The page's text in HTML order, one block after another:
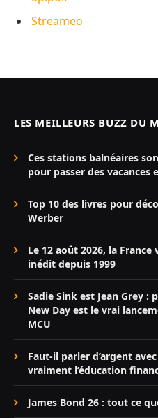
Streameo
LES MEILLEURS BUZZ DU
Ces stations balnéaires
pour passer des vacances
Top 10 des livres pour
Werber
Le 12 août 2026, la
inédit depuis 1999
Sadie Sink est Jean Grey :
New Day est le vrai
MCU
Faut-il parler d’argent
vraiment l’éducation
James Bond 26 : tout ce